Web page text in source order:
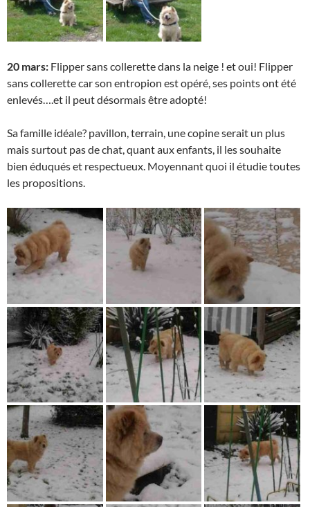
20 mars: Flipper sans collerette dans la neige ! et oui! Flipper
sans collerette car son entropion est opéré, ses points ont été
enlevés….et il peut désormais être adopté!
Sa famille idéale? pavillon, terrain, une copine serait un plus
mais surtout pas de chat, quant aux enfants, il les souhaite
bien éduqués et respectueux. Moyennant quoi il étudie toutes
les propositions.